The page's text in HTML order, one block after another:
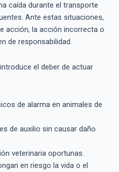
caída durante el transporte
Ante estas situaciones,
acción, la acción incorrecta o
de responsabilidad.
el deber de actuar
de alarma en animales de
de auxilio sin causar daño
veterinaria oportunas.
en riesgo la vida o el